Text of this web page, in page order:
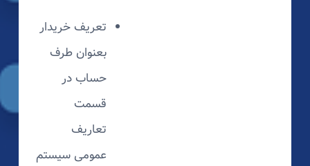
تعریف خریدار
بعنوان طرف
حساب در
قسمت
تعاریف
عمومی سیستم